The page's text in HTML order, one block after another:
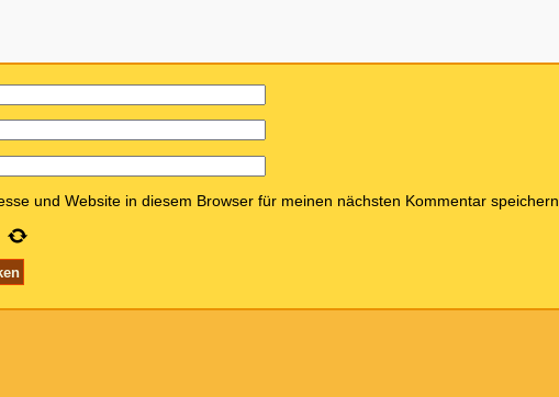
und Website in diesem Browser für meinen nächsten Kommentar speichern.